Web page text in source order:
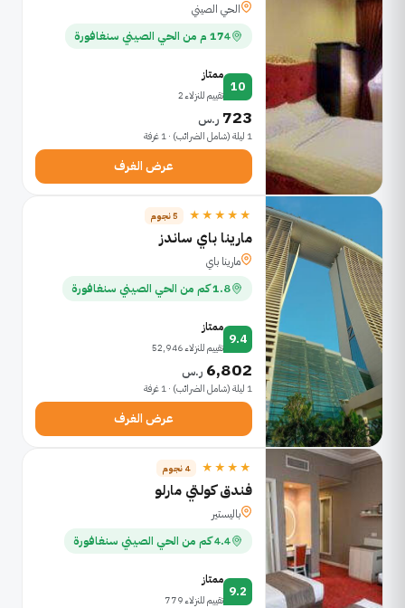
الحي الصيني
174 م من الحي الصيني سنغافورة
10
ممتاز
تقييم للنزلاء 2
723 ر.س
1 ليلة (شامل الضرائب) · 1 غرفة
عرض الغرف
★★★★★ 5 نجوم
مارينا باي ساندز
مارينا باي
1.8 كم من الحي الصيني سنغافورة
9.4
ممتاز
تقييم للنزلاء 52,946
6,802 ر.س
1 ليلة (شامل الضرائب) · 1 غرفة
عرض الغرف
★★★★ 4 نجوم
فندق كولتي مارلو
باليستير
4.4 كم من الحي الصيني سنغافورة
9.2
ممتاز
تقييم للنزلاء 779